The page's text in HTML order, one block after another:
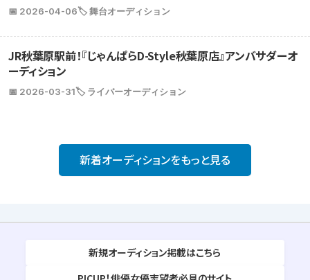
📅 2026-04-06🏷️ 舞台オーディション
JR秋葉原駅前！『じゃんぱらD-Style秋葉原店』アンバサダーオ
ーディション
📅 2026-03-31🏷️ ライバーオーディション
新着オーディションをもっと見る
新規オーディション掲載はこちら